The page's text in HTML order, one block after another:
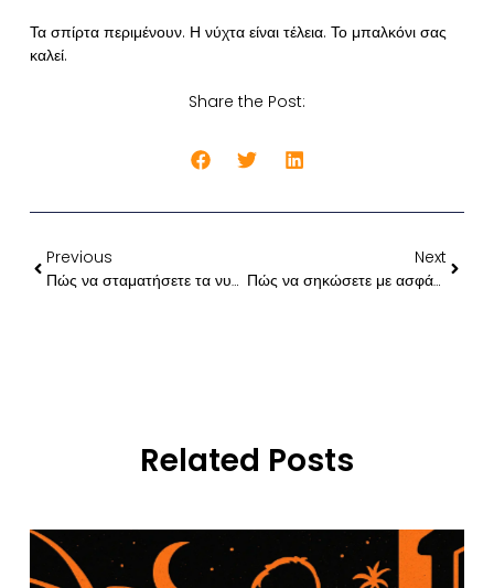
Τα σπίρτα περιμένουν. Η νύχτα είναι τέλεια. Το μπαλκόνι σας
καλεί.
Share the Post:
Previous
Πώς να σταματήσετε τα νυχτερινά ζουμιά: για να ηρεμήσει μια ενεργητική γάτα
Next
Πώς να σηκώσετε με ασφάλεια το αυτοκίνητό σας στο σπίτι στην Κύπρο (Οδηγός βήμα προς βήμα)
Related Posts